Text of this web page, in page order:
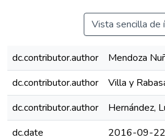
Vista sencilla de
dc.contributor.author
Mendoza
dc.contributor.author
Villa y
dc.contributor.author
Hernández,
dc.date
2016-09-22